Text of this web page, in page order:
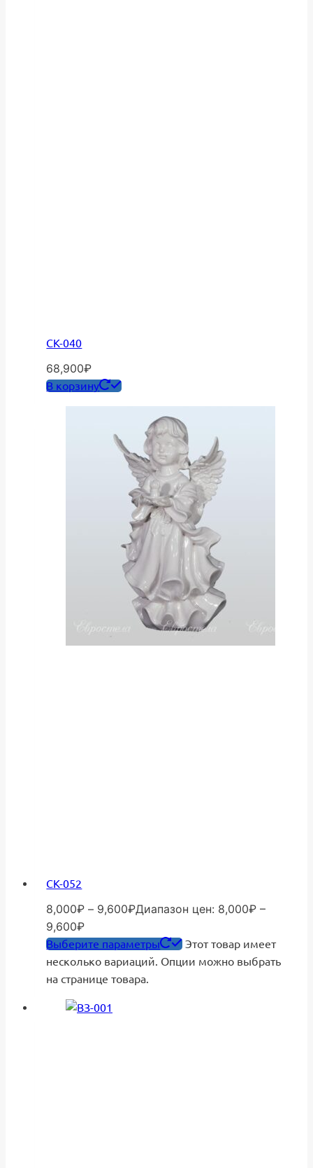
СК-040
68,900₽
В корзину
СК-052
8,000₽ – 9,600₽Диапазон цен: 8,000₽ –
9,600₽
Выберите параметры
Этот товар имеет
несколько вариаций. Опции можно выбрать
на странице товара.